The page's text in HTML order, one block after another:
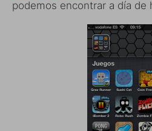
podemos encontrar a día de